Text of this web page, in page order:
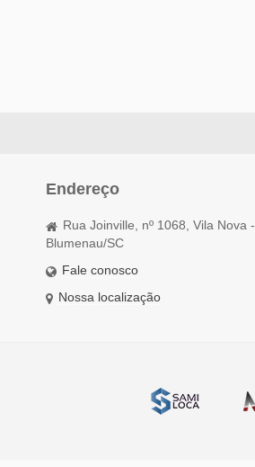
Endereço
Rua Joinville, nº 1068, Vila Nova -
Blumenau/SC
Fale conosco
Nossa localização